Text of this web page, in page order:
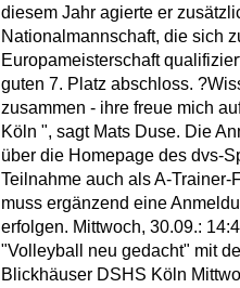
diesem Jahr agierte er
Nationalmannschaft, die sich
Europameisterschaft
guten 7. Platz abschloss.
zusammen - ihre freue mich
Köln ", sagt Mats Duse. Die
über die Homepage des dvs-
Teilnahme auch als A-
muss ergänzend eine
erfolgen. Mittwoch, 30.09.:
"Volleyball neu gedacht" mit
Blickhäuser DSHS Köln